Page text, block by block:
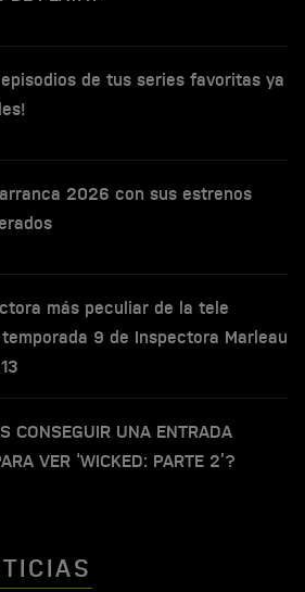
episodios de tus series favoritas ya
2026 con sus estrenos
más peculiar de la tele
9 de Inspectora Marleau
CONSEGUIR UNA ENTRADA
VER ‘WICKED: PARTE 2’?